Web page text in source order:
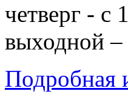
четверг - с
выходной –
Подробная